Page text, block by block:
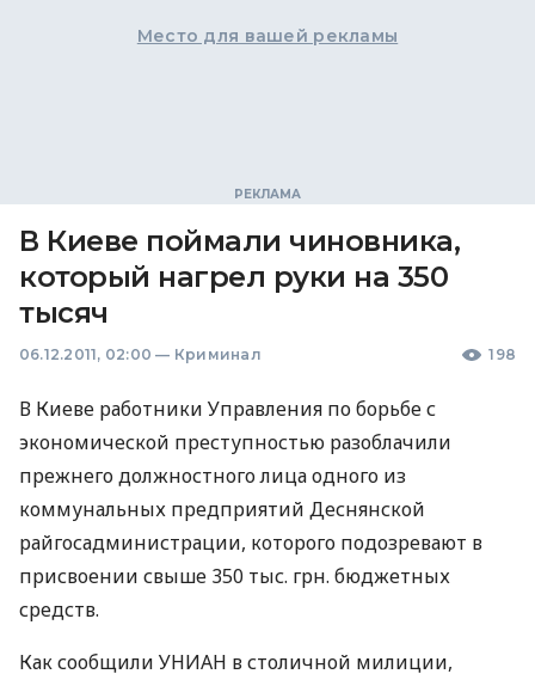
Место для вашей рекламы
В Киеве поймали чиновника,
который нагрел руки на 350
тысяч
06.12.2011, 02:00 — Криминал 198
В Киеве работники Управления по борьбе с
экономической преступностью разоблачили
прежнего должностного лица одного из
коммунальных предприятий Деснянской
райгосадминистрации, которого подозревают в
присвоении свыше 350 тыс. грн. бюджетных
средств.
Как сообщили УНИАН в столичной милиции,